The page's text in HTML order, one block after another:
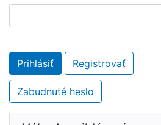
Prihlásiť Registrovať
Zabudnuté heslo